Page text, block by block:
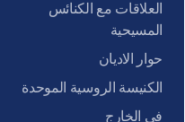
العلاقات مع الكنائس
المسيحية
حوار الاديان
الكنيسة الروسية الموحدة
في الخارج